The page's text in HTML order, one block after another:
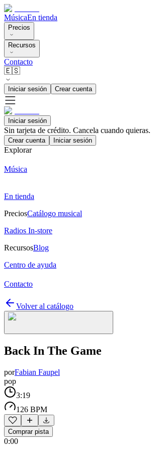
MúsicaEn tienda
Precios
Recursos
Contacto
🇪🇸
Iniciar sesión Crear cuenta
Iniciar sesión
Sin tarjeta de crédito. Cancela cuando quieras.
Crear cuenta Iniciar sesión
Explorar
Música
En tienda
PreciosCatálogo musical
Radios In-store
RecursosBlog
Centro de ayuda
Contacto
Volver al catálogo
Back In The Game
porFabian Faupel
pop
3:19
126 BPM
Comprar pista
0:00